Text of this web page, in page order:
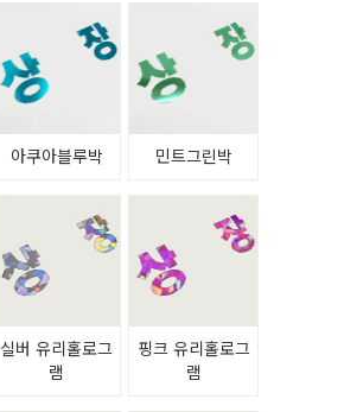
아쿠아블루박 민트그린박
실버 유리홀로그
램
핑크 유리홀로그
램